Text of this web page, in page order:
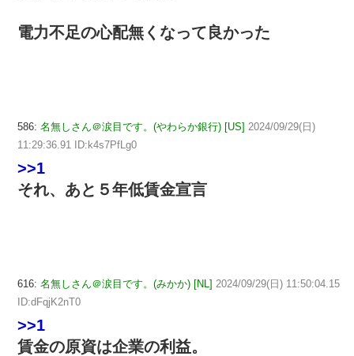
電力不足の心配無くなって良かった
586: 名無しさん＠涙目です。(やわらか銀行) [US] 2024/09/29(日)
11:29:36.91 ID:k4s7PfLg0
>>1
それ、あと５年低賃金宣言
616: 名無しさん＠涙目です。(みかか) [NL] 2024/09/29(日) 11:50:04.15
ID:dFqjK2nT0
>>1
賃金の原資は企業の利益。